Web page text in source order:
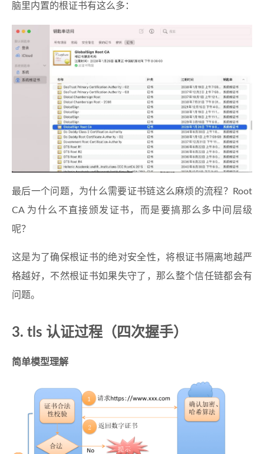
脑里内置的根证书有这么多：
最后一个问题，为什么需要证书链这么麻烦的流程？Root
CA 为什么不直接颁发证书，而是要搞那么多中间层级
呢？
这是为了确保根证书的绝对安全性，将根证书隔离地越严
格越好，不然根证书如果失守了，那么整个信任链都会有
问题。
3. tls 认证过程（四次握手）
简单模型理解